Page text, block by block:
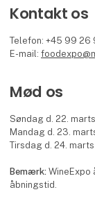
Kontakt os
Telefon: +45 99 26
E-mail:
Mød os
Søndag d. 22.
Mandag d. 23.
Tirsdag d. 24.
Bemærk:WineExpo
åbningstid.